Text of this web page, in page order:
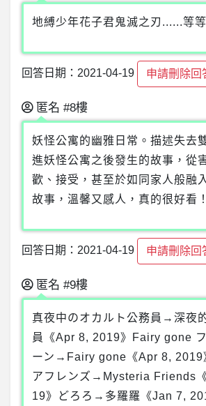
地縛少年花子君鬼滅之刃......等
回答日期：2021-04-19 申請刪除回
匿名 #8樓
妖怪公寓的幽雅日常。描述失去
進妖怪公寓之後發生的故事，從
歡、接受，甚至於如同家人般融
故事，溫馨又感人，真的很好看！
回答日期：2021-04-19 申請刪除回
匿名 #9樓
真夜中のオカルト公務員→深夜
員《Apr 8, 2019》Fairy gone
ーン→Fairy gone《Apr 8, 2019
アフレンズ→Mysteria Friends
19》どろろ→多羅羅《Jan 7,